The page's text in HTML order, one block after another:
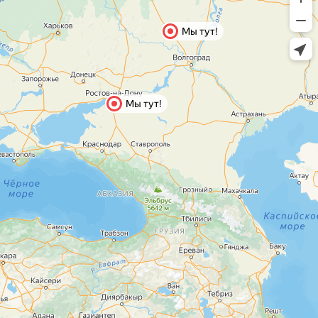
Мы тут!
Мы тут!